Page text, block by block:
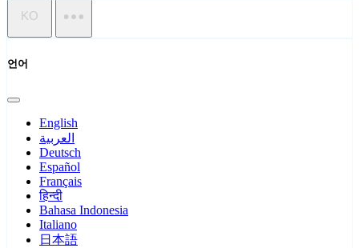
KO
언어
English
العربية
Deutsch
Español
Français
हिन्दी
Bahasa Indonesia
Italiano
日本語